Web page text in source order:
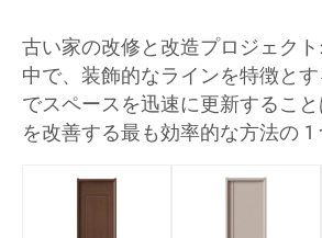
古い家の改修と改造プロジェク
中で、装飾的なラインを特徴と
でスペースを迅速に更新するこ
を改善する最も効率的な方法の 1